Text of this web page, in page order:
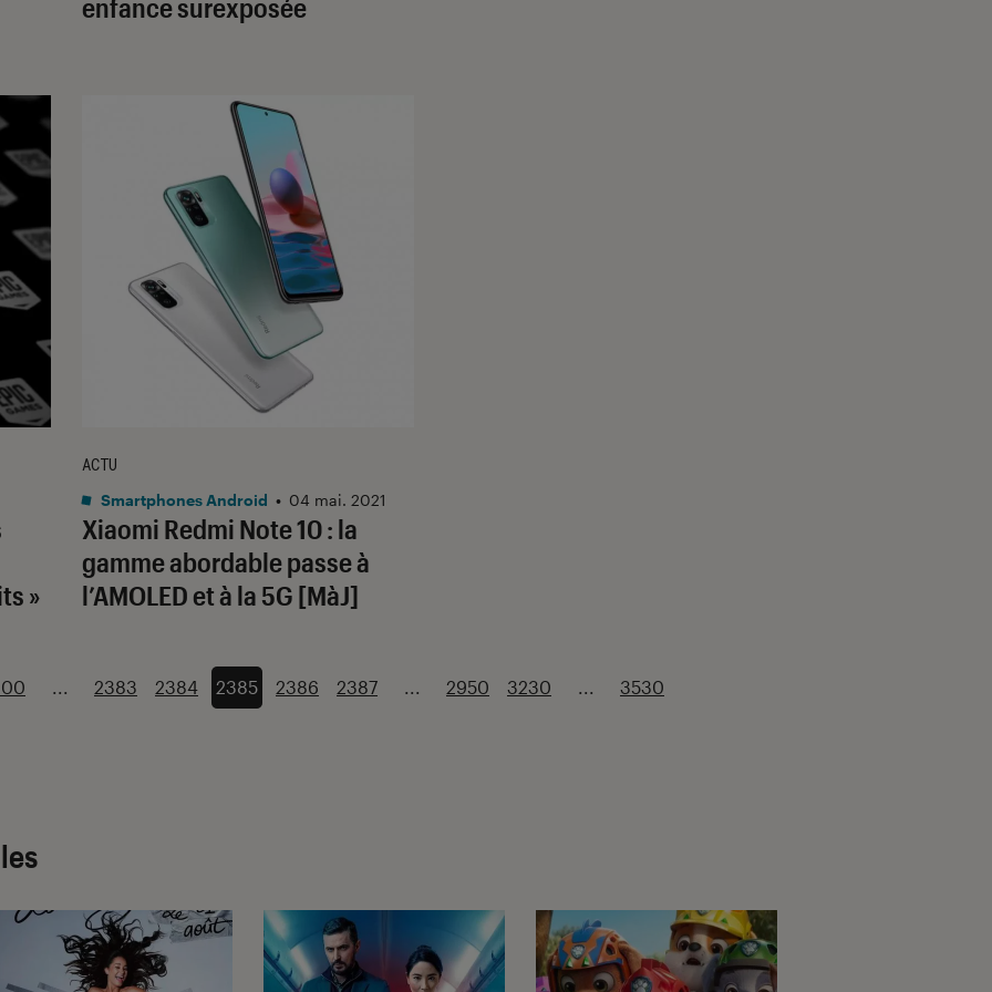
enfance surexposée
»
Xiaomi Redmi Note 10 : la
gamme abordable passe à
l’AMOLED et à la 5G [MàJ]
ACTU
Smartphones Android • 04 mai. 2021
... 2383 2384 2385 2386 2387 ... 2950 3230 ... 3530